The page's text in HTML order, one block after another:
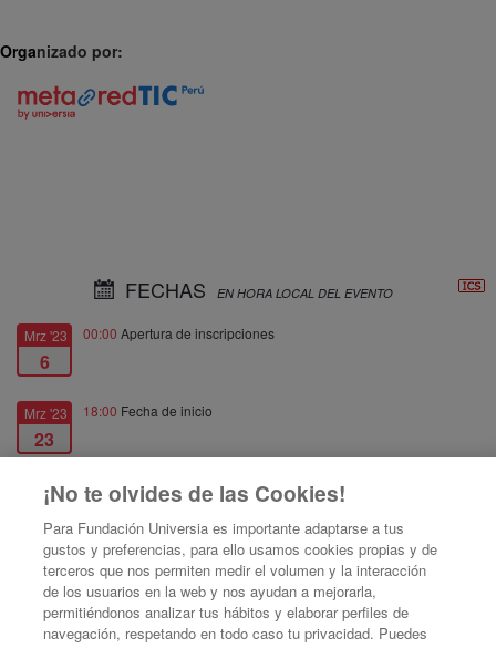
Organizado por:
FECHAS EN HORA LOCAL DEL EVENTO
Mrz '23
6
00:00 Apertura de inscripciones
Mrz '23
23
18:00 Fecha de inicio
Mrz '23 18:00Cierre de inscripciones
Mrz '23
23
20:00Fecha de fin
¡No te olvides de las Cookies!
Para Fundación Universia es importante adaptarse a tus
gustos y preferencias, para ello usamos cookies propias y de
terceros que nos permiten medir el volumen y la interacción
de los usuarios en la web y nos ayudan a mejorarla,
permitiéndonos analizar tus hábitos y elaborar perfiles de
navegación, respetando en todo caso tu privacidad. Puedes